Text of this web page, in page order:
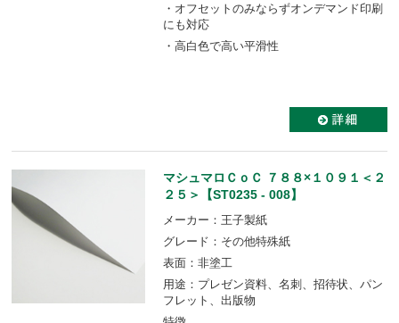
・オフセットのみならずオンデマンド印刷
にも対応
・高白色で高い平滑性
マシュマロＣｏＣ ７８８×１０９１＜２
２５＞【ST0235 - 008】
メーカー：王子製紙
グレード：その他特殊紙
表面：非塗工
用途：プレゼン資料、名刺、招待状、パン
フレット、出版物